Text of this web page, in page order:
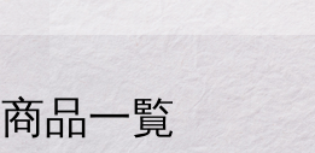
商品一覧